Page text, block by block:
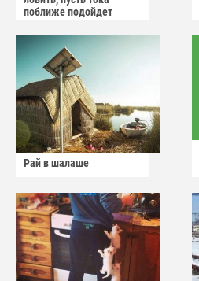
поближе подойдет
Рай в шалаше